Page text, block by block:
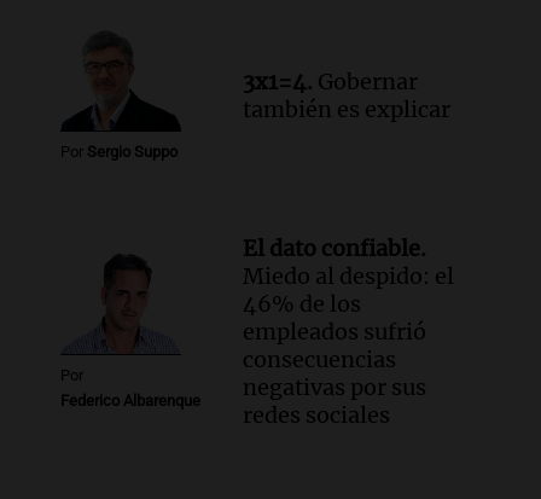
Por Sergio Suppo
3x1=4. Gobernar
también es explicar
Por
Federico Albarenque
El dato confiable.
Miedo al despido: el
46% de los
empleados sufrió
consecuencias
negativas por sus
redes sociales